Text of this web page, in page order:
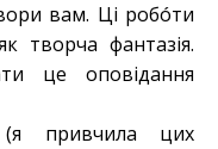
вам. Ці робóти
творча фантазія.
це оповідання
(я привчила цих